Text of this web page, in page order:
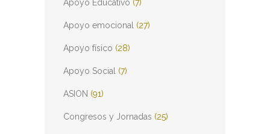
Apoyo Educativo (7)
Apoyo emocional (27)
Apoyo físico (28)
Apoyo Social (7)
ASION (91)
Congresos y Jornadas (25)